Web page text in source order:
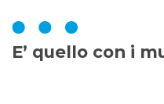
E’ quello con i